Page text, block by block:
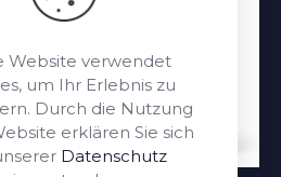
Website verwendet
um Ihr Erlebnis zu
Durch die Nutzung
erklären Sie sich
Datenschutz